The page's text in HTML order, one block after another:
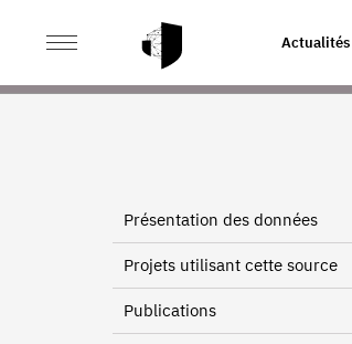
Actualités
ACCUEIL
Présentation des données
Projets utilisant cette source
Publications